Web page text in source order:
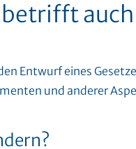
Entwurf eines
und anderer